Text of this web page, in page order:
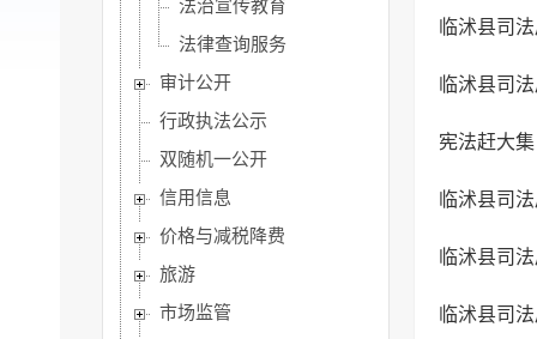
法治宣传教育
法律查询服务
审计公开
行政执法公示
双随机一公开
信用信息
价格与减税降费
旅游
市场监管
临沭县司
临沭县司
宪法赶大
临沭县司
临沭县司
临沭县司